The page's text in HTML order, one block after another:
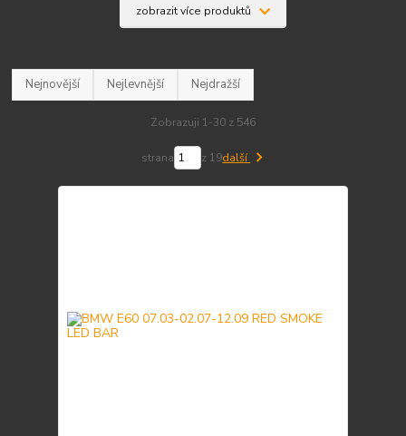
zobrazit více produktů
Nejnovější Nejlevnější Nejdražší
Zobrazuji 1-30 z 546
strana z 19další